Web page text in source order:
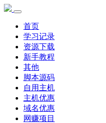
首页
学习记录
资源下载
新手教程
其他
脚本源码
自用主机
主机优惠
域名优惠
网赚项目